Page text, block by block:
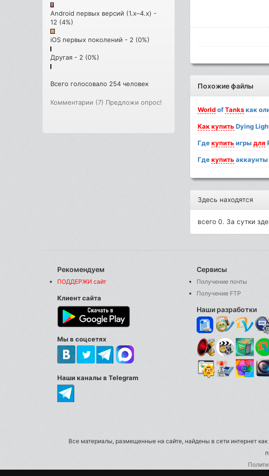
Android первых версий (1.x–4.x) -
12 (4%)
iOS первых поколений - 2 (0%)
Другая - 2 (0%)
Всего голосовало 254 человек
Комментарии (7) Предложи опрос!
Похожие файлы
WorldofTanksкак
Каккупить Dying
Гдекупить игрыдля
Гдекупить
Здесь находятся
всего 0. За сутки
Рекомендуем
ПОДДЕРЖИ сайт
Клиент сайта
Мы в соцсетях
Наши каналы в Telegram
Сервисы
Получение почты
Получение FTP
Наши разработки
Все материалы, размещенные на сайте, найдены в сети интернет